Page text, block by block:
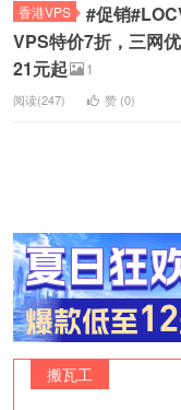
香港VPS
#促销
VPS特价7折，三网
21元起
1
阅读(247) 赞 (0)
搬瓦工